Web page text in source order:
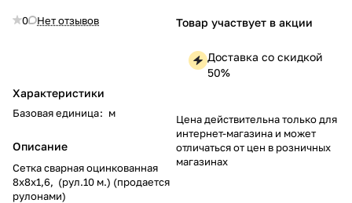
0 Нет отзывов
Характеристики
Базовая единица: м
Описание
Сетка сварная оцинкованная
8х8х1,6, (рул.10 м.) (продается
рулонами)
Товар участвует в акции
Доставка со скидкой
50%
Цена действительна только для
интернет-магазина и может
отличаться от цен в розничных
магазинах